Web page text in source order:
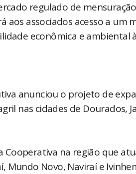
regulado de
aos associados acesso a um
econômica e ambiental
anunciou o projeto de
nas cidades de Dourados,
Cooperativa na região que
Mundo Novo, Naviraí e